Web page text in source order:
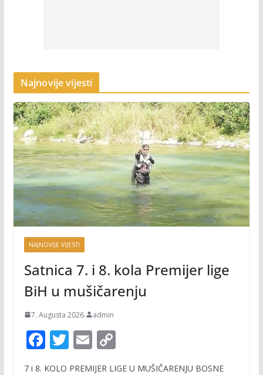
Najnovije vijesti
NAJNOVIJE VIJESTI
Satnica 7. i 8. kola Premijer lige
BiH u mušičarenju
7. Augusta 2026. admin
F
ac
T
w
E
m
C
7 i 8. KOLO PREMIJER LIGE U MUŠIČARENJU BOSNE